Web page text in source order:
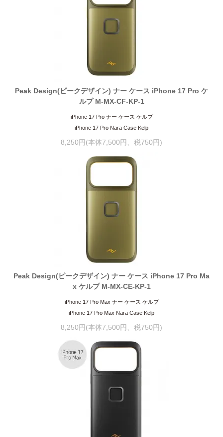
Peak Design(ピークデザイン) ナー ケース iPhone 17 Pro ケ
ルプ M-MX-CF-KP-1
iPhone 17 Pro ナー ケース ケルプ
iPhone 17 Pro Nara Case Kelp
8,250円(本体7,500円、税750円)
Peak Design(ピークデザイン) ナー ケース iPhone 17 Pro Ma
x ケルプ M-MX-CE-KP-1
iPhone 17 Pro Max ナー ケース ケルプ
iPhone 17 Pro Max Nara Case Kelp
8,250円(本体7,500円、税750円)